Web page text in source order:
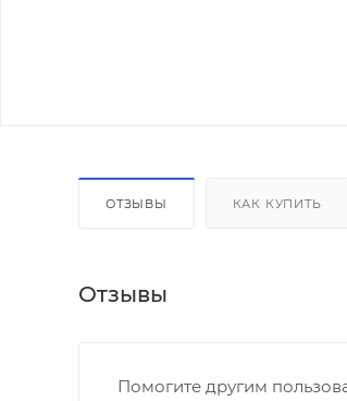
ОТЗЫВЫ КАК КУПИТЬ
Отзывы
Помогите другим